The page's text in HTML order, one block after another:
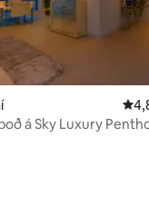
7 umsagnir
á Sky Luxury